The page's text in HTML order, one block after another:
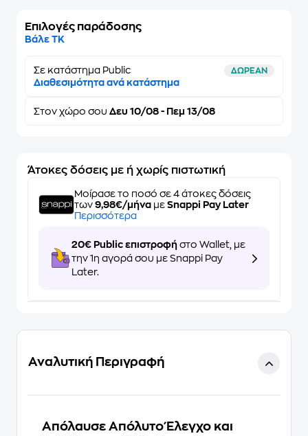
Επιλογές παράδοσης
Βάλε ΤΚ
Σε κατάστημα Public ΔΩΡΕΑΝ
Διαθεσιμότητα ανά κατάστημα
Στον χώρο σου Δευ 10/08 - Πεμ 13/08
Άτοκες δόσεις με ή χωρίς πιστωτική
Μοίρασε το ποσό σε 4 άτοκες δόσεις
των 9,98€/μήνα με Snappi Pay Later
Περισσότερα
20€ Public επιστροφή στο Wallet, με
την 1η αγορά σου με Snappi Pay
Later.
Αναλυτική Περιγραφή
Απόλαυσε Απόλυτο Έλεγχο και